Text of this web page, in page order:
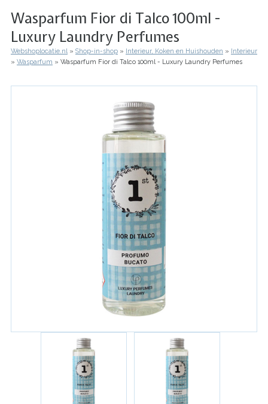
l
Wasparfum Fior di Talco 100ml -
Luxury Laundry Perfumes
Kruimelpad
Webshoplocatie.nl Shop-in-shop Interieur, Koken en Huishouden
Interieur
Wasparfum
Wasparfum Fior di Talco 100ml - Luxury Laundry Perfumes